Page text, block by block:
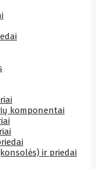
komponentai
ir priedai